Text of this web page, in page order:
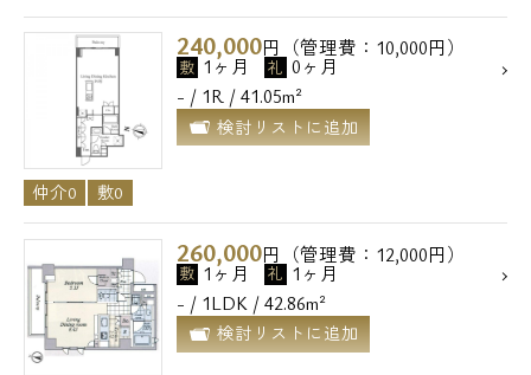
240,000円（管理費：10,000円）
敷 1ヶ月 礼 0ヶ月
- / 1R / 41.05m²
検討リストに追加
仲介0 敷0
260,000円（管理費：12,000円）
敷 1ヶ月 礼 1ヶ月
- / 1LDK / 42.86m²
検討リストに追加